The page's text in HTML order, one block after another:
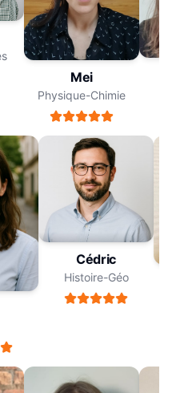
Mei
Physique-Chimie
Cédric
Histoire-Géo